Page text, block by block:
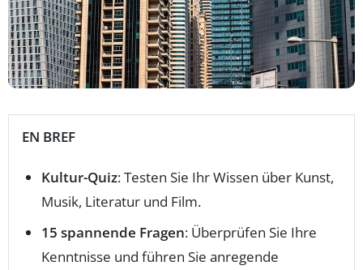
EN BREF
Kultur-Quiz: Testen Sie Ihr Wissen über Kunst,
Musik, Literatur und Film.
15 spannende Fragen: Überprüfen Sie Ihre
Kenntnisse und führen Sie anregende